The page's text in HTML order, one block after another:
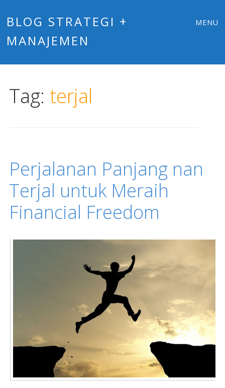
BLOG STRATEGI +
MANAJEMEN
MENU
Tag: terjal
Perjalanan Panjang nan
Terjal untuk Meraih
Financial Freedom